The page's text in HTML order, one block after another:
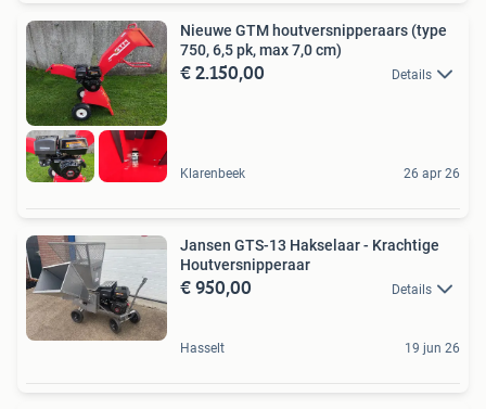
Nieuwe GTM houtversnipperaars (type
750, 6,5 pk, max 7,0 cm)
€ 2.150,00 Details
Klarenbeek 26 apr 26
Jansen GTS-13 Hakselaar - Krachtige
Houtversnipperaar
€ 950,00 Details
Hasselt 19 jun 26